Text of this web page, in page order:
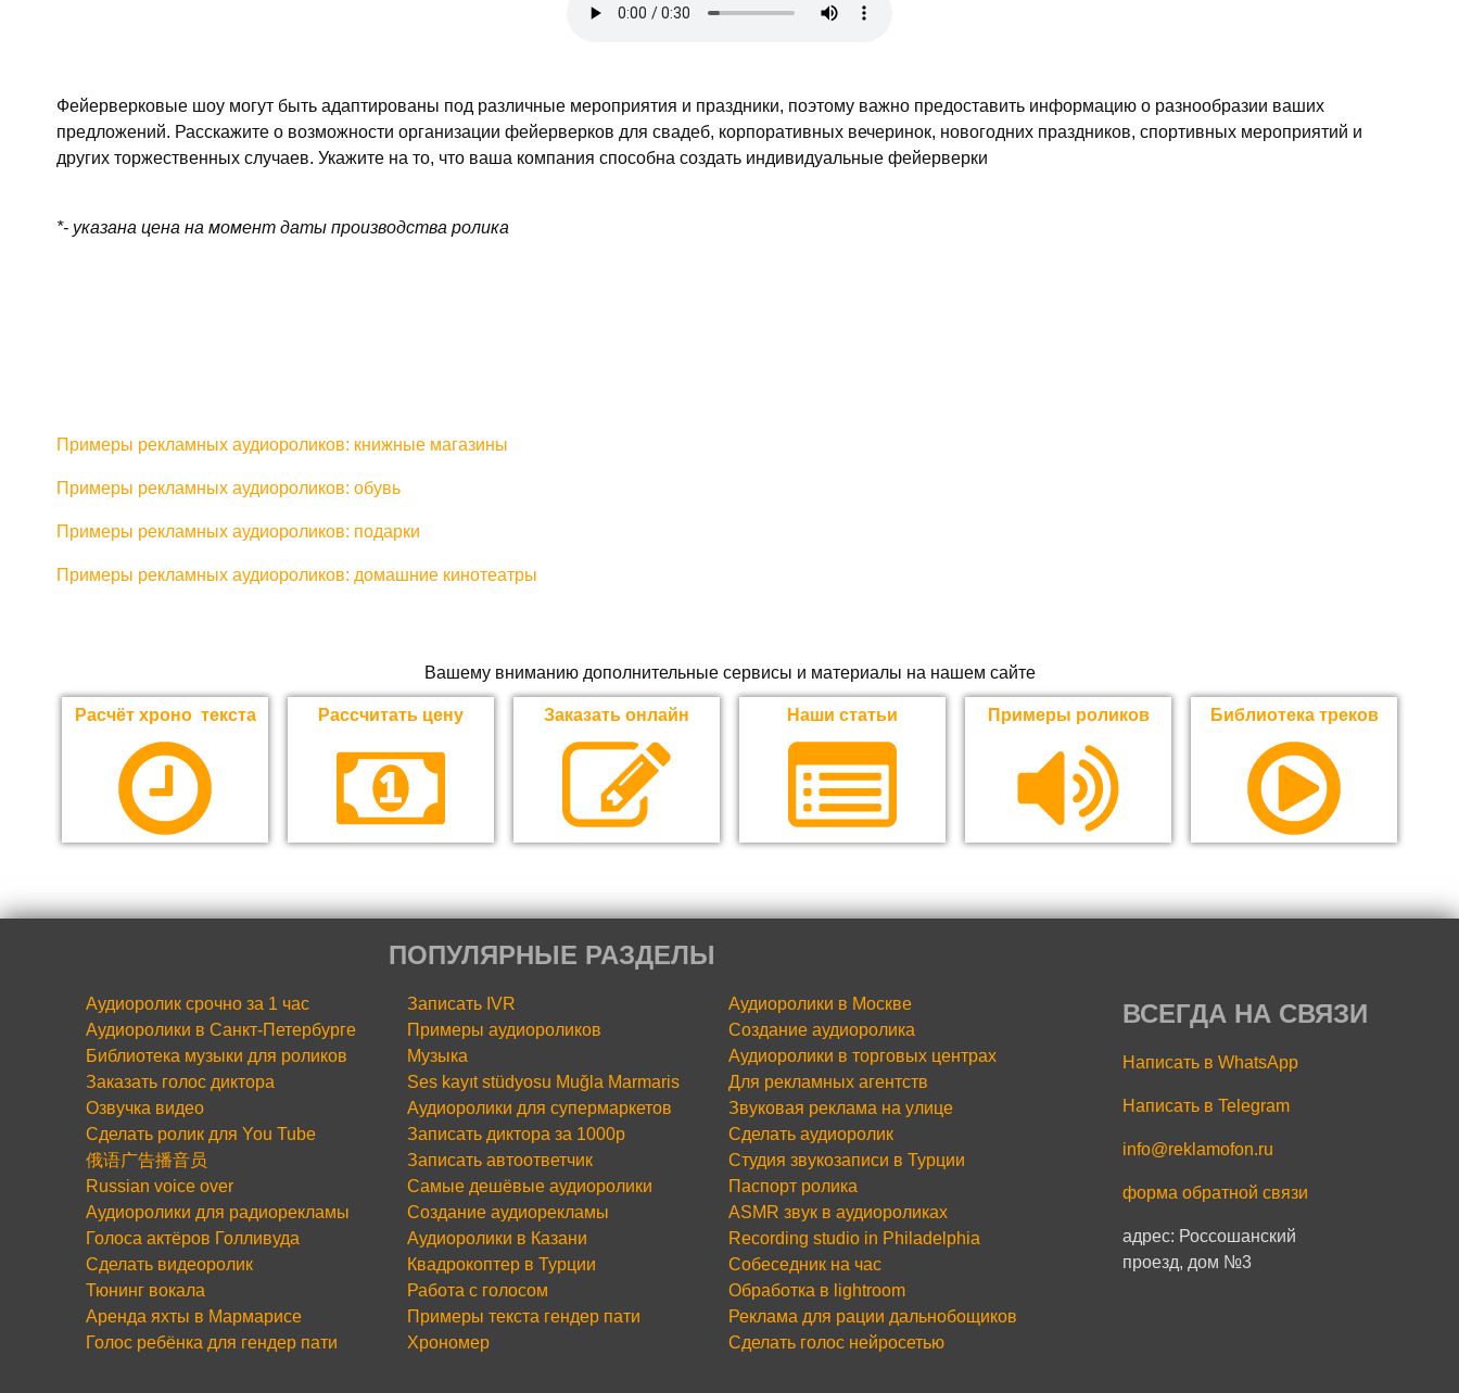
Фейерверковые шоу могут быть адаптированы под различные мероприятия и праздники, поэтому важно предоставить информацию о разнообразии ваших
предложений. Расскажите о возможности организации фейерверков для свадеб, корпоративных вечеринок, новогодних праздников, спортивных мероприятий и
других торжественных случаев. Укажите на то, что ваша компания способна создать индивидуальные фейерверки
*- указана цена на момент даты производства ролика
Примеры рекламных аудиороликов: книжные магазины
Примеры рекламных аудиороликов: обувь
Примеры рекламных аудиороликов: подарки
Примеры рекламных аудиороликов: домашние кинотеатры
Вашему вниманию дополнительные сервисы и материалы на нашем сайте
Расчёт хроно текста Рассчитать цену Заказать онлайн Наши статьи Примеры роликов Библиотека треков
ПОПУЛЯРНЫЕ РАЗДЕЛЫ
Аудиоролик срочно за 1 час
Аудиоролики в Санкт-Петербурге
Библиотека музыки для роликов
Заказать голос диктора
Озвучка видео
Сделать ролик для You Tube
俄语广告播音员
Russian voice over
Аудиоролики для радиорекламы
Голоса актёров Голливуда
Сделать видеоролик
Тюнинг вокала
Аренда яхты в Мармарисе
Голос ребёнка для гендер пати
Записать IVR
Примеры аудиороликов
Музыка
Ses kayıt stüdyosu Muğla Marmaris
Аудиоролики для супермаркетов
Записать диктора за 1000р
Записать автоответчик
Самые дешёвые аудиоролики
Создание аудиорекламы
Аудиоролики в Казани
Квадрокоптер в Турции
Работа с голосом
Примеры текста гендер пати
Хрономер
Аудиоролики в Москве
Создание аудиоролика
Аудиоролики в торговых центрах
Для рекламных агентств
Звуковая реклама на улице
Сделать аудиоролик
Студия звукозаписи в Турции
Паспорт ролика
ASMR звук в аудиороликах
Recording studio in Philadelphia
Собеседник на час
Обработка в lightroom
Реклама для рации дальнобощиков
Сделать голос нейросетью
ВСЕГДА НА СВЯЗИ
Написать в WhatsApp
Написать в Telegram
info@reklamofon.ru
форма обратной связи
адрес: Россошанский
проезд, дом №3